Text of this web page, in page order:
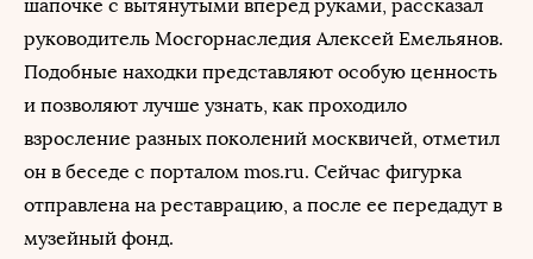
шапочке с вытянутыми вперед руками, рассказал
руководитель Мосгорнаследия Алексей Емельянов.
Подобные находки представляют особую ценность
и позволяют лучше узнать, как проходило
взросление разных поколений москвичей, отметил
он в беседе с порталом mos.ru. Сейчас фигурка
отправлена на реставрацию, а после ее передадут в
музейный фонд.